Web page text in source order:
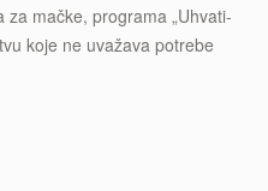
mačke, programa „Uhvati-
koje ne uvažava potrebe